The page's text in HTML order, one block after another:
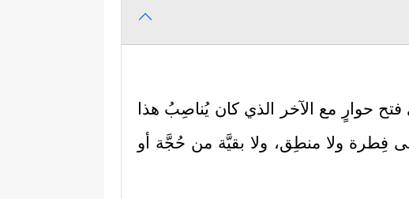
حوارٍ مع الآخر الذي كان يُناصِبُ هذا
إلى فِطرة ولا منطِق، ولا بقيَّة من حُجَّة أو